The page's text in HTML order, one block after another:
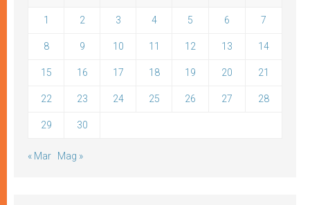
1 2 3 4 5 6 7
8 9 10 11 12 13 14
15 16 17 18 19 20 21
22 23 24 25 26 27 28
29 30
« Mar Mag »